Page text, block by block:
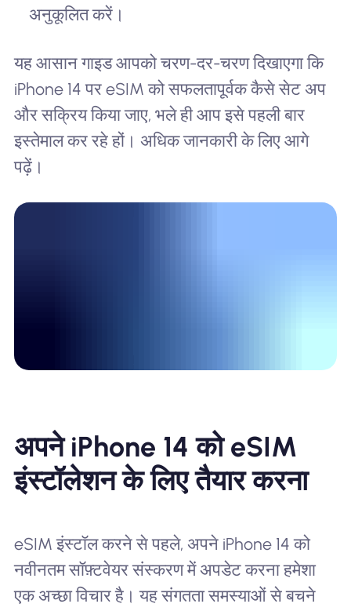
अनुकूलित करें।
यह आसान गाइड आपको चरण-दर-चरण दिखाएगा कि
iPhone 14 पर eSIM को सफलतापूर्वक कैसे सेट अप
और सक्रिय किया जाए, भले ही आप इसे पहली बार
इस्तेमाल कर रहे हों। अधिक जानकारी के लिए आगे
पढ़ें।
अपने iPhone 14 को eSIM
इंस्टॉलेशन के लिए तैयार करना
eSIM इंस्टॉल करने से पहले, अपने iPhone 14 को
नवीनतम सॉफ़्टवेयर संस्करण में अपडेट करना हमेशा
एक अच्छा विचार है। यह संगतता समस्याओं से बचने